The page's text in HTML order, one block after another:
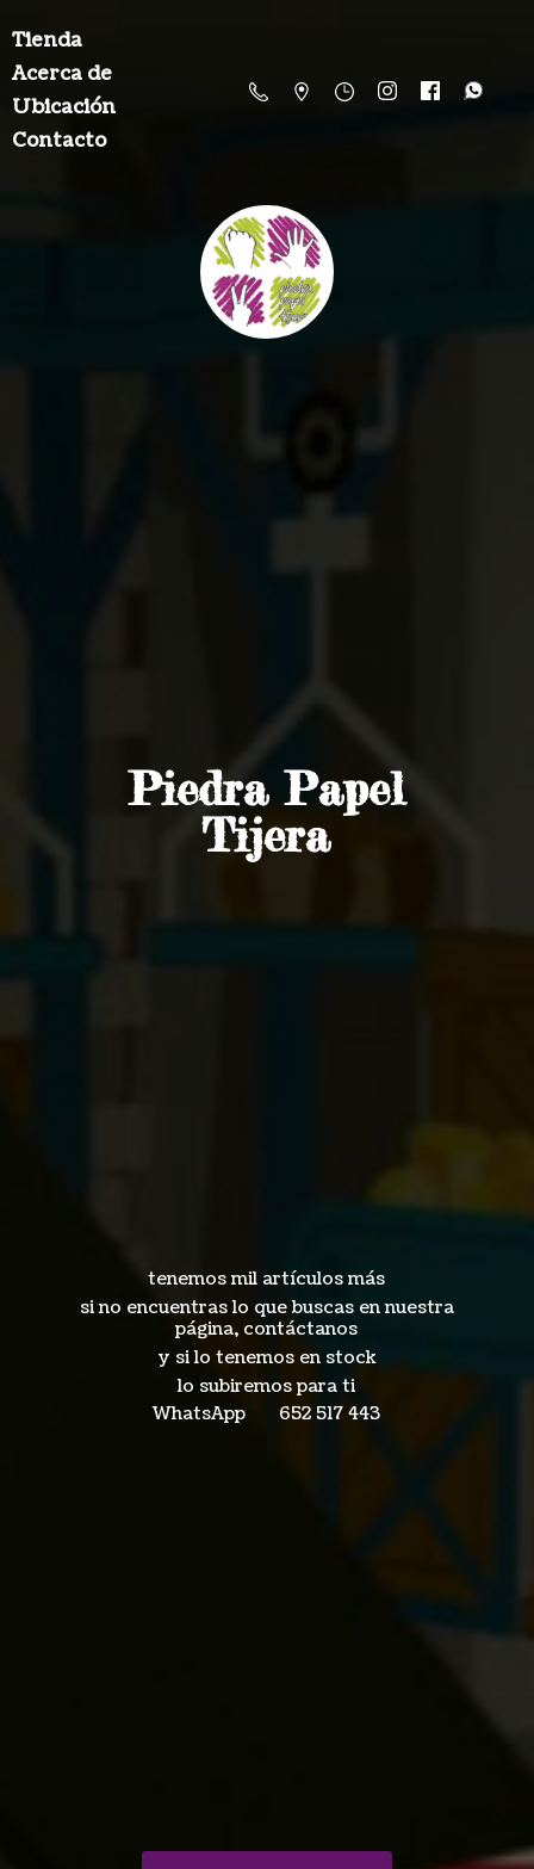
Tienda
Acerca de
Ubicación
Contacto
PiedraPapel
Tijera
tenemos mil artículos más
si no encuentras lo que buscas en nuestra
página, contáctanos
y si lo tenemos en stock
lo subiremos para ti
WhatsApp 652517 443